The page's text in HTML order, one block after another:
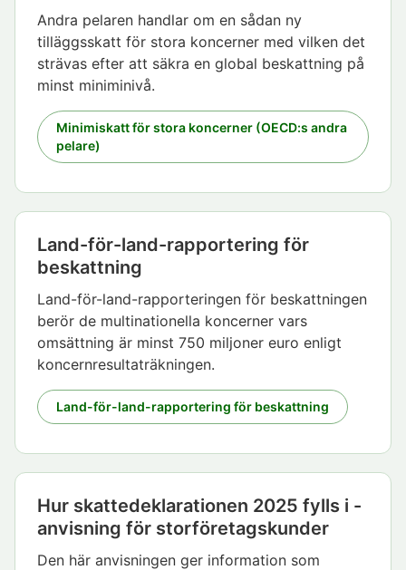
Andra pelaren handlar om en sådan ny
tilläggsskatt för stora koncerner med vilken det
strävas efter att säkra en global beskattning på
minst miniminivå.
Minimiskatt för stora koncerner (OECD:s andra
pelare)
Land-för-land-rapportering för
beskattning
Land-för-land-rapporteringen för beskattningen
berör de multinationella koncerner vars
omsättning är minst 750 miljoner euro enligt
koncernresultaträkningen.
Land-för-land-rapportering för beskattning
Hur skattedeklarationen 2025 fylls i -
anvisning för storföretagskunder
Den här anvisningen ger information som